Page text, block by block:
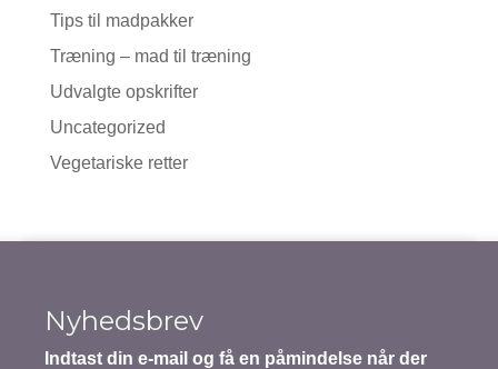
Tips til madpakker
Træning – mad til træning
Udvalgte opskrifter
Uncategorized
Vegetariske retter
Nyhedsbrev
Indtast din e-mail og få en påmindelse når der